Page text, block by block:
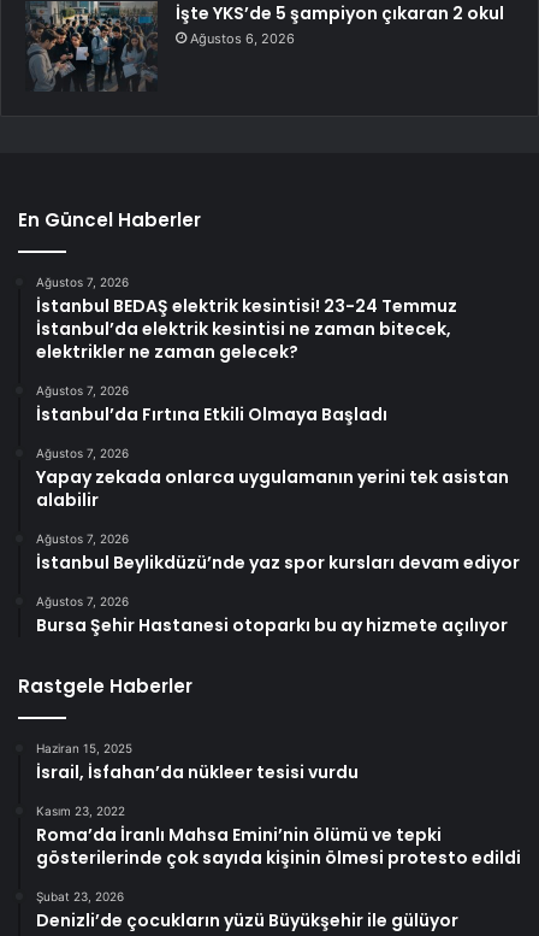
İşte YKS’de 5 şampiyon çıkaran 2 okul
Ağustos 6, 2026
En Güncel Haberler
Ağustos 7, 2026
İstanbul BEDAŞ elektrik kesintisi! 23-24 Temmuz
İstanbul’da elektrik kesintisi ne zaman bitecek,
elektrikler ne zaman gelecek?
Ağustos 7, 2026
İstanbul’da Fırtına Etkili Olmaya Başladı
Ağustos 7, 2026
Yapay zekada onlarca uygulamanın yerini tek asistan
alabilir
Ağustos 7, 2026
İstanbul Beylikdüzü’nde yaz spor kursları devam ediyor
Ağustos 7, 2026
Bursa Şehir Hastanesi otoparkı bu ay hizmete açılıyor
Rastgele Haberler
Haziran 15, 2025
İsrail, İsfahan’da nükleer tesisi vurdu
Kasım 23, 2022
Roma’da İranlı Mahsa Emini’nin ölümü ve tepki
gösterilerinde çok sayıda kişinin ölmesi protesto edildi
Şubat 23, 2026
Denizli’de çocukların yüzü Büyükşehir ile gülüyor